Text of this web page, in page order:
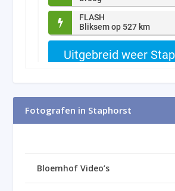
Fotografen in Staphorst
Bloemhof Video’s